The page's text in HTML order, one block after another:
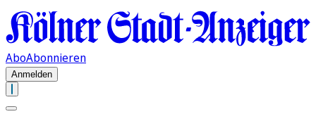
AboAbonnieren
Anmelden